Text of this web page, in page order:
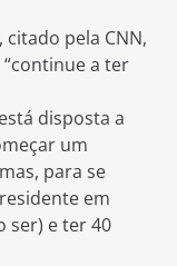
citado pela CNN,
a ter
disposta a
um
para se
em
ser) e ter 40